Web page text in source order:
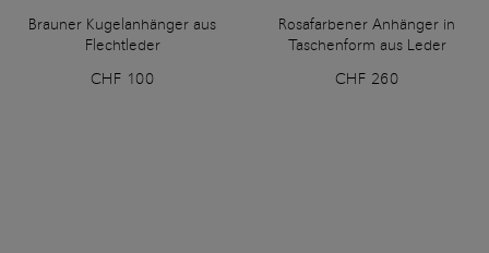
Brauner Kugelanhänger aus
Flechtleder
CHF 100
Rosafarbener Anhänger in
Taschenform aus Leder
CHF 260